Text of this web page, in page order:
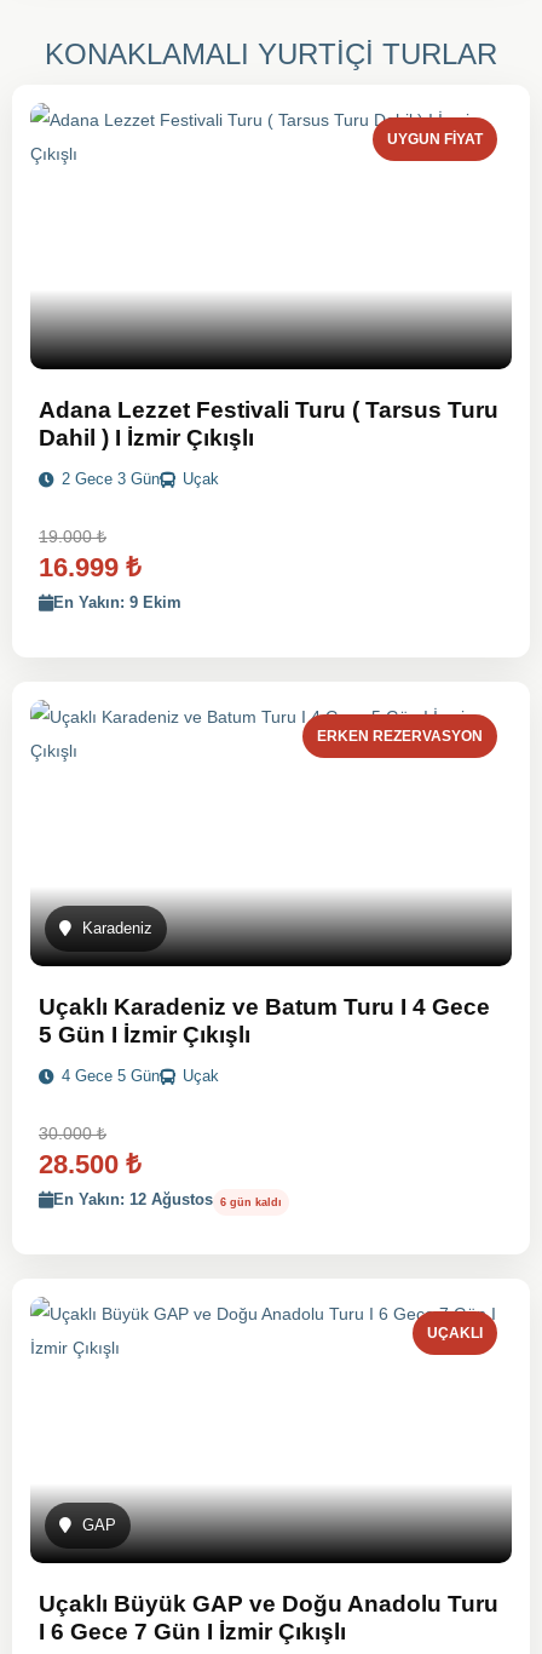
KONAKLAMALI YURTİÇİ TURLAR
UYGUN FIYAT
Adana Lezzet Festivali Turu ( Tarsus Turu
Dahil ) I İzmir Çıkışlı
2 Gece 3 Gün Uçak
19.000₺
16.999 ₺
En Yakın: 9 Ekim
Karadeniz
ERKEN REZERVASYON
Uçaklı Karadeniz ve Batum Turu I 4 Gece
5 Gün I İzmir Çıkışlı
4 Gece 5 Gün Uçak
30.000₺
28.500 ₺
En Yakın: 12 Ağustos 6 gün kaldı
GAP
UÇAKLI
Uçaklı Büyük GAP ve Doğu Anadolu Turu
I 6 Gece 7 Gün I İzmir Çıkışlı